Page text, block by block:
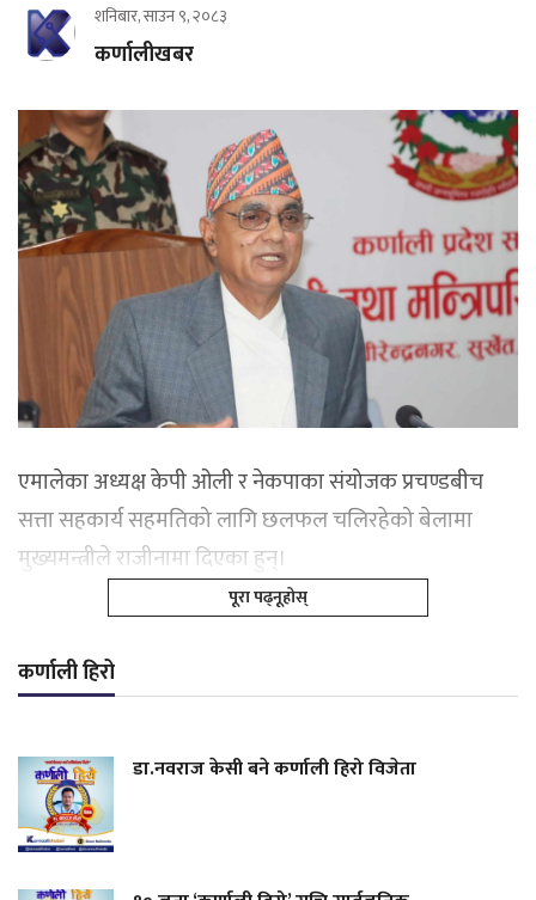
शनिबार, साउन ९, २०८३
कर्णालीखबर
एमालेका अध्यक्ष केपी ओली र नेकपाका संयोजक प्रचण्डबीच
सत्ता सहकार्य सहमतिको लागि छलफल चलिरहेको बेलामा
मुख्यमन्त्रीले राजीनामा दिएका हुन्।
पूरा पढ्नूहोस्
कर्णाली हिरो
डा.नवराज केसी बने कर्णाली हिरो विजेता